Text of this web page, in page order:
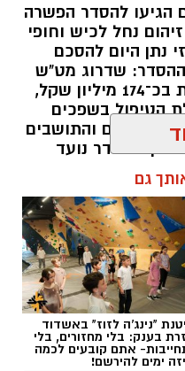
הגיעו להסדר הפשרה
נחל לכיש וחופי
נתן היום להסכם
שדרוג מט"ש
תימורים בהשקעה המוערכת בכ־174 מיליון שקל,
הטיפול בשפכים
הגולשים והתושבים
– אך ההסדר נועד
זיהום דומים
גם
"נינג'ה לזוז" באשדוד
בענק: בלי מחזורים, בלי
אתם קובעים לכמה
ימים להירשם!